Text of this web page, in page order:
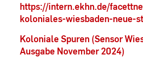
https://intern.ekhn.de/
koloniales-wiesbaden-neue-
Koloniale Spuren (Sensor
Ausgabe November 2024)